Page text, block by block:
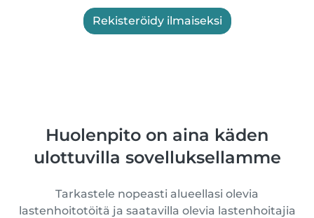
Rekisteröidy ilmaiseksi
Huolenpito on aina käden
ulottuvilla sovelluksellamme
Tarkastele nopeasti alueellasi olevia
lastenhoitotöitä ja saatavilla olevia lastenhoitajia